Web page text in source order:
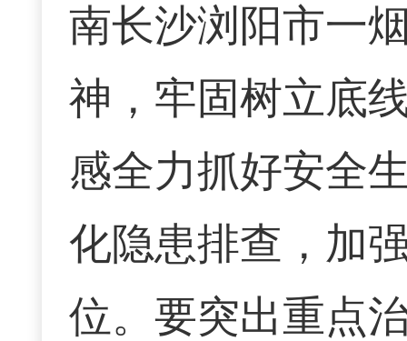
南长沙浏阳市一
神，牢固树立底
感全力抓好安全
化隐患排查，加
位。要突出重点